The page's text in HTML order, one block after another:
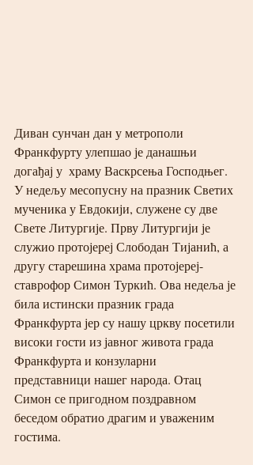
Диван сунчан дан у метрополи
Франкфурту улепшао је данашњи
догађај у  храму Васкрсења Господњег.
У недељу месопусну на празник Светих
мученика у Евдокији, служене су две
Свете Литургије. Прву Литургији је
служио протојереј Слободан Тијанић, а
другу старешина храма протојереј-
ставрофор Симон Туркић. Ова недеља је
била истински празник града
Франкфурта јер су нашу цркву посетили
високи гости из јавног живота града
Франкфурта и конзуларни
представници нашег народа. Отац
Симон се пригодном поздравном
беседом обратио драгим и уваженим
гостима.